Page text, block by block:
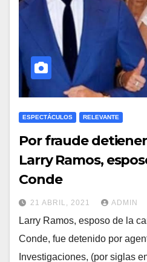
ESPECTÁCULOS RELEVANTE
Por fraude
Larry Ramos,
Conde
21 ABRIL, 2021 ADMIN
Larry Ramos, esposo de la
Conde, fue detenido por
Investigaciones, (por siglas